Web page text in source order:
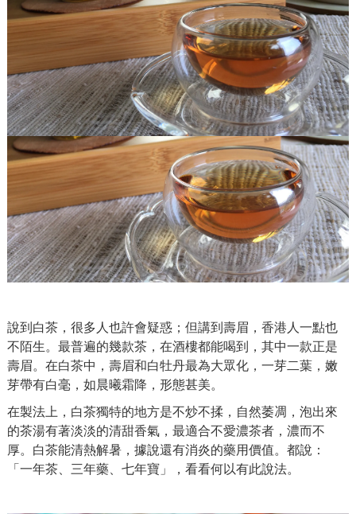
說到白茶，很多人也許會疑惑；但講到壽眉，香港人一點也
不陌生。最普遍的幾款茶，在酒樓都能喝到，其中一款正是
壽眉。在白茶中，壽眉和白牡丹最為大眾化，一芽二葉，嫩
芽帶有白毫，如晨曦霜降，形態甚美。
在製法上，白茶獨特的地方是不炒不揉，自然萎凋，泡出來
的茶湯有著淡淡的清甜香氣，最適合不愛濃茶者，濃而不
厚。白茶能清熱解暑，據說還有消炎的藥用價值。都說：
「一年茶、三年藥、七年寶」，看看何以有此說法。